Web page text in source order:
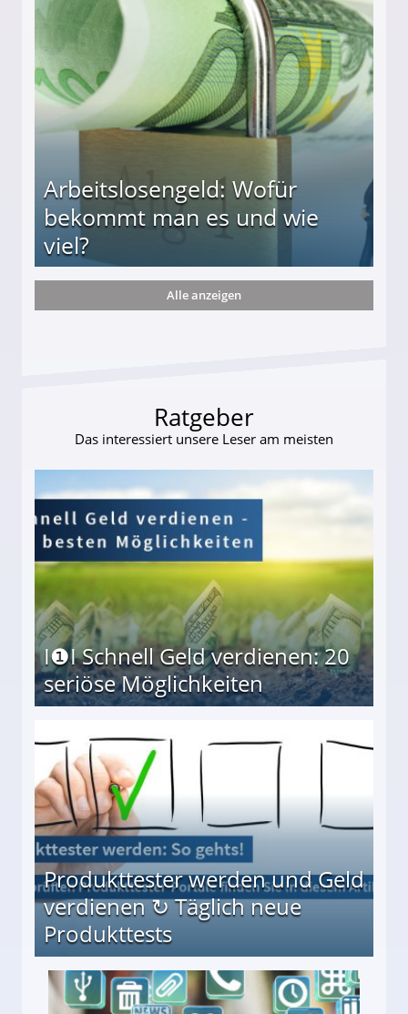
Arbeitslosengeld: Wofür
bekommt man es und wie
viel?
und wie viel?
Alle anzeigen
Ratgeber
Das interessiert unsere Leser am meisten
I❶I Schnell Geld verdienen: 20
seriöse Möglichkeiten
Produkttester werden und Geld
verdienen ↻ Täglich neue
Produkttests
↻ Täglich neue Produkttests